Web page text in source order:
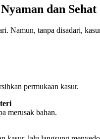
dan Sehat
Namun, tanpa disadari,
permukaan kasur.
merusak bahan.